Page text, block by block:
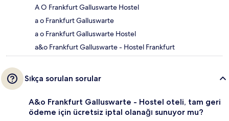
A O Frankfurt Galluswarte Hostel
a o Frankfurt Galluswarte
a o Frankfurt Galluswarte Hostel
a&o Frankfurt Galluswarte - Hostel Frankfurt
Sıkça sorulan sorular
A&o Frankfurt Galluswarte - Hostel oteli, tam geri
ödeme için ücretsiz iptal olanağı sunuyor mu?